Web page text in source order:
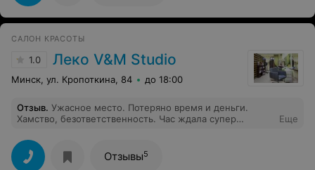
САЛОН КРАСОТЫ
1.0 Леко V&M Studio
Минск, ул. Кропоткина, 84 до 18:00
Отзыв. Ужасное место. Потеряно время и деньги.
Хамство, безответственность. Час ждала супер
Еще
Отзывы5